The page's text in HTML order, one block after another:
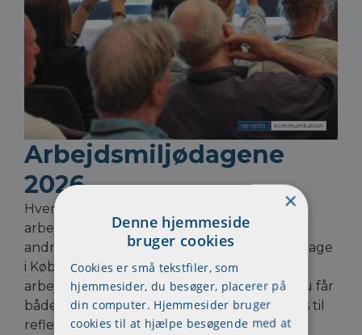
Arbejdsmiljødagene
2026
Hvert år i juni samler vi
arbejdsmiljørepræsentanter, ledere, HR og
andre engagerede fagfolk til inspirerende dage
i København og Aarhus. Fokus er på
arbejdsmiljø, trivsel og arbejdsglæde – og du får
både ny viden, konkrete redskaber og plads til
refleksion.
×
Denne hjemmeside
bruger cookies
Cookies er små tekstfiler, som
hjemmesider, du besøger, placerer på
din computer. Hjemmesider bruger
cookies til at hjælpe besøgende med at